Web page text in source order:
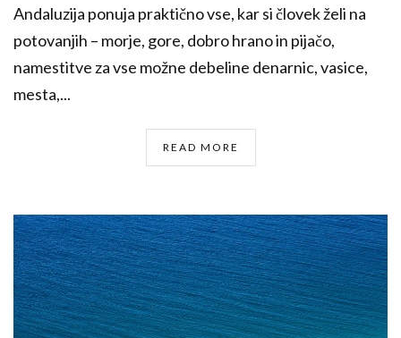
Andaluzija ponuja praktično vse, kar si človek želi na
potovanjih – morje, gore, dobro hrano in pijačo,
namestitve za vse možne debeline denarnic, vasice,
mesta,...
READ MORE